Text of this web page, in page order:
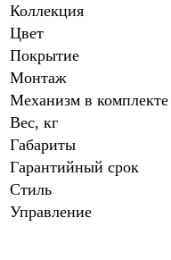
Коллекция
Цвет
Покрытие
Монтаж
Механизм в комплекте
Вес, кг
Габариты
Гарантийный срок
Стиль
Управление